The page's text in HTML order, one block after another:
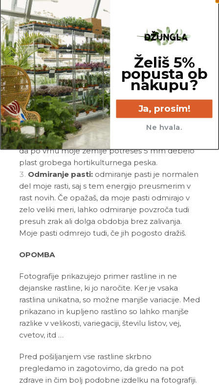
Pogoste težave
Povešeni in tanki listi ali pasti čudne oblike:
največkrat ti želim povedati, da prejemam
premalo svetlobe. Poleg tega lahko opaziš, da
mi manjka rdeči pigment. Prosim, da me
premakneš na bolj svetlo mesto.
Mrtvaške mušice v zemlji:
ker rada stojim v
vodi in imam ves čas vlažno zemljo, se pri meni
pogosto naselijo mrtvaške mušice. Če se zelo
namnožijo, lahko ličinke poškodujejo moje
korenine. Valjenje jajčec jim lahko preprečiš tako,
da po vrhu moje zemlje potreseš 5 mm debelo
plast grobega hortikulturnega peska.
Odmiranje pasti: odmiranje pasti je normalen
del moje rasti, saj s tem energijo preusmerim v
rast novih. Če opažaš, da moje pasti odmirajo v
zelo veliki meri, lahko odmiranje povzroča tudi
presuh zrak ali dolga obdobja brez zalivanja.
Moje pasti odmrejo tudi, če jih pogosto dražiš.
OPOMBA
Fotografije prikazujejo primer rastline in ne
dejanske rastline, ki jo naročite. Ker je vsaka
rastlina unikatna, so možne manjše variacije. Med
prikazano in kupljeno rastlino so lahko manjše
razlike v velikosti, variegaciji, številu listov, vej,
cvetov, itd …
Pred pošiljanjem vse rastline skrbno
pregledamo in zagotovimo, da gredo na pot
zdrave in čim bolj podobne izdelku na fotografiji.
Želiš 5%
popusta ob
nakupu?
Ja, prosim!
Ne hvala.